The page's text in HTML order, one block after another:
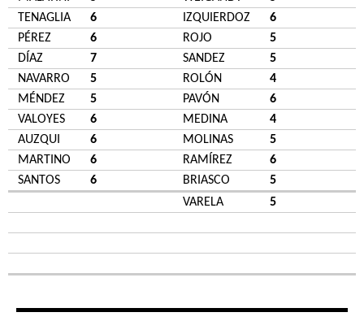
TENAGLIA
6 IZQUIERDOZ
6
PÉREZ
6 ROJO
5
DÍAZ
7 SANDEZ
5
NAVARRO
5 ROLÓN
4
MÉNDEZ
5 PAVÓN
6
VALOYES
6 MEDINA
4
AUZQUI
6 MOLINAS
5
MARTINO
6 RAMÍREZ
6
SANTOS
6 BRIASCO
5
VARELA
5